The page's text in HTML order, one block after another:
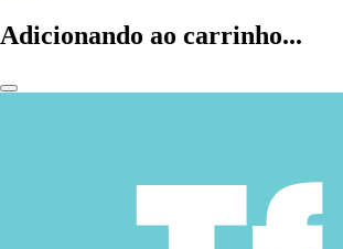
Adicionando ao carrinho...